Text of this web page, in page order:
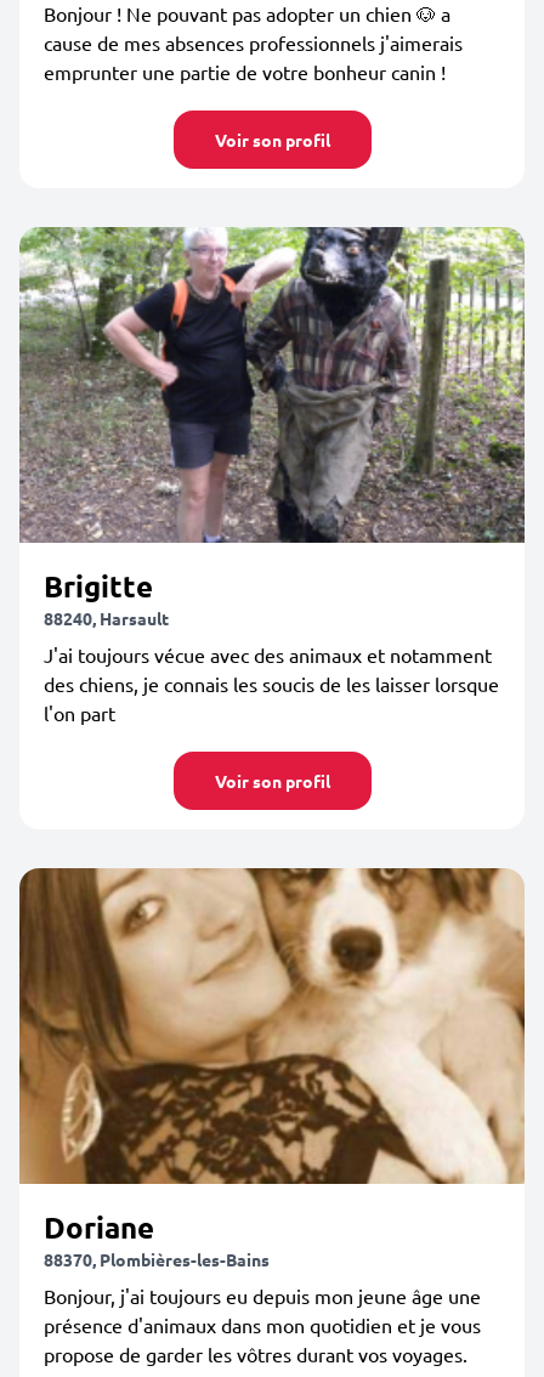
Bonjour ! Ne pouvant pas adopter un chien 🐶 a
cause de mes absences professionnels j'aimerais
emprunter une partie de votre bonheur canin !
Voir son profil
Brigitte
88240, Harsault
J'ai toujours vécue avec des animaux et notamment
des chiens, je connais les soucis de les laisser lorsque
l'on part
Voir son profil
Doriane
88370, Plombières-les-Bains
Bonjour, j'ai toujours eu depuis mon jeune âge une
présence d'animaux dans mon quotidien et je vous
propose de garder les vôtres durant vos voyages.